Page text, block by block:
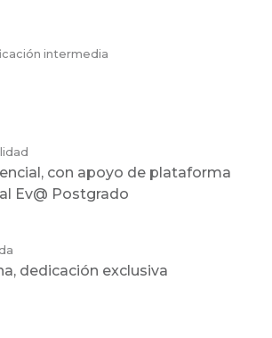
intermedia
con apoyo de plataforma
Ev@ Postgrado
dedicación exclusiva